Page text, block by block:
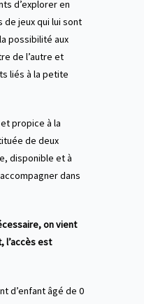
d’explorer en
jeux qui lui sont
possibilité aux
de l’autre et
liés à la petite
propice à la
de deux
disponible et à
dans
on vient
l’accès est
d’enfant âgé de 0